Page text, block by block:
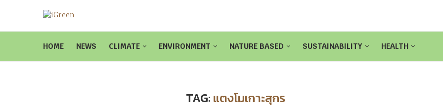
HOME NEWS CLIMATE ENVIRONMENT NATURE BASED SUSTAINABILITY HEALTH
TAG: แตงโมเกาะสุกร